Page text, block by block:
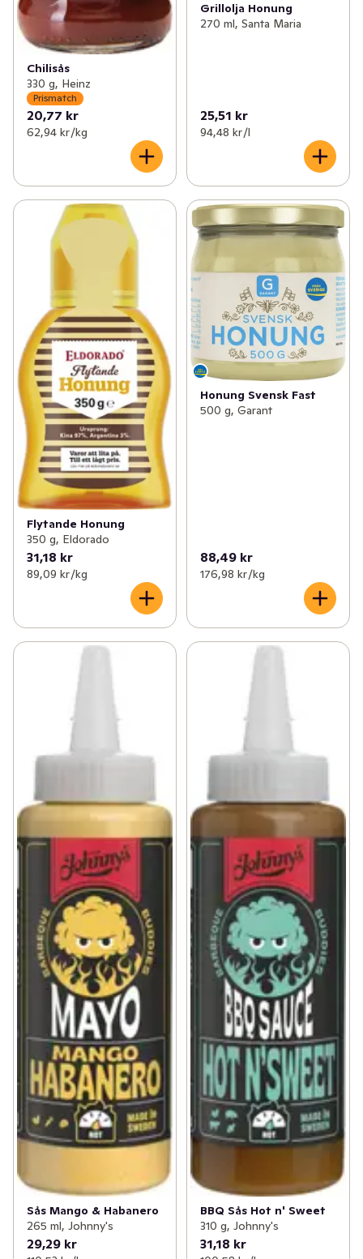
Chilisås
330 g, Heinz
Prismatch
20,77 kr
62,94 kr /kg
Grillolja Honung
270 ml, Santa Maria
25,51 kr
94,48 kr /l
Flytande Honung
350 g, Eldorado
31,18 kr
89,09 kr /kg
Honung Svensk Fast
500 g, Garant
88,49 kr
176,98 kr /kg
Sås Mango & Habanero
265 ml, Johnny's
29,29 kr
BBQ Sås Hot n' Sweet
310 g, Johnny's
31,18 kr